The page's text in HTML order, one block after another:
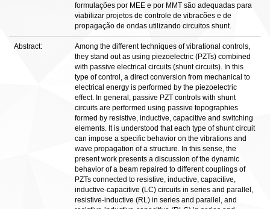
formulações por MEE e por MMT são adequadas para
viabilizar projetos de controle de vibracões e de
propagação de ondas utilizando circuitos shunt.
Abstract:
Among the different techniques of vibrational controls,
they stand out as using piezoelectric (PZTs) combined
with passive electrical circuits (shunt circuits). In this
type of control, a direct conversion from mechanical to
electrical energy is performed by the piezoelectric
effect. In general, passive PZT controls with shunt
circuits are performed using passive topographies
formed by resistive, inductive, capacitive and switching
elements. It is understood that each type of shunt circuit
can impose a specific behavior on the vibrations and
wave propagation of a structure. In this sense, the
present work presents a discussion of the dynamic
behavior of a beam repaired to different couplings of
PZTs connected to resistive, inductive, capacitive,
inductive-capacitive (LC) circuits in series and parallel,
resistive-inductive (RL) in series and parallel, and